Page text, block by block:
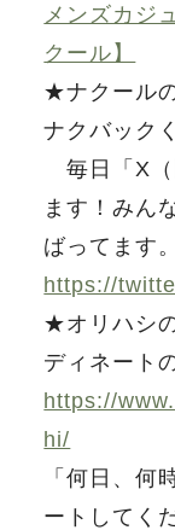
メンズカジ
クール】
★ナクール
ナクバック
毎日「X（
ます！みん
ばってます。
https://
★オリハシ
ディネート
https://
hi/
「何日、何
ートしてく